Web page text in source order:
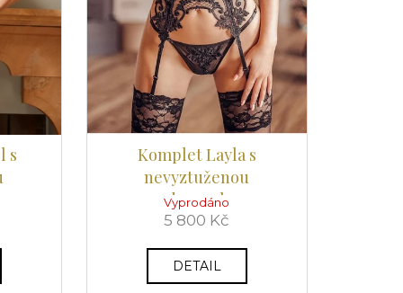
s
Komplet Layla s
nevyztuženou
podprsenkou
Vyprodáno
5 800 Kč
DETAIL